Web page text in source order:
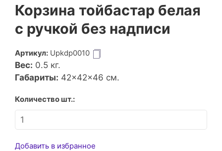
Корзина тойбастар белая
с ручкой без надписи
Артикул: Upkdp0010
Вес: 0.5 кг.
Габариты: 42×42×46 см.
Количество шт.:
Добавить в избранное